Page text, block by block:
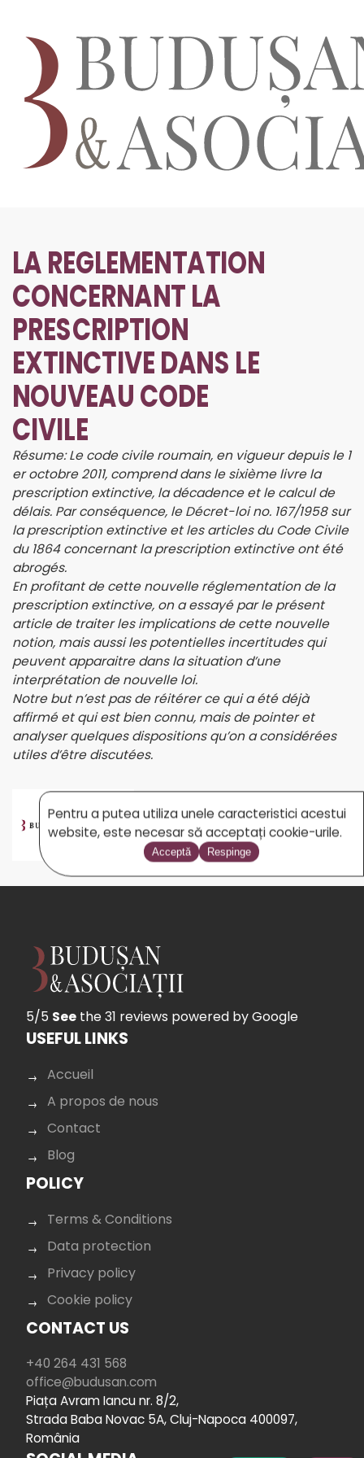
LA REGLEMENTATION
CONCERNANT LA
PRESCRIPTION
EXTINCTIVE DANS LE
NOUVEAU CODE
CIVILE
Résume: Le code civile roumain, en vigueur depuis le 1
er octobre 2011, comprend dans le sixième livre la
prescription extinctive, la décadence et le calcul de
délais. Par conséquence, le Décret-loi no. 167/1958 sur
la prescription extinctive et les articles du Code Civile
du 1864 concernant la prescription extinctive ont été
abrogés.
En profitant de cette nouvelle réglementation de la
prescription extinctive, on a essayé par le présent
article de traiter les implications de cette nouvelle
notion, mais aussi les potentielles incertitudes qui
peuvent apparaitre dans la situation d’une
interprétation de nouvelle loi.
Notre but n’est pas de réitérer ce qui a été déjà
affirmé et qui est bien connu, mais de pointer et
analyser quelques dispositions qu’on a considérées
utiles d’être discutées.
BUDUSAN.COM
5/5 See the 31 reviews powered by Google
USEFUL LINKS
Accueil
A propos de nous
Contact
Blog
POLICY
Terms & Conditions
Data protection
Privacy policy
Cookie policy
CONTACT US
+40 264 431 568
office@budusan.com
Piața Avram Iancu nr. 8/2,
Strada Baba Novac 5A, Cluj-Napoca 400097,
România
Pentru a putea utiliza unele caracteristici acestui
website, este necesar să acceptați cookie-urile.
Acceptă Respinge